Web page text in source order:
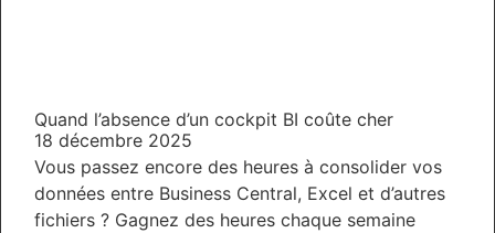
Quand l’absence d’un cockpit BI coûte cher
18 décembre 2025
Vous passez encore des heures à consolider vos
données entre Business Central, Excel et d’autres
fichiers ? Gagnez des heures chaque semaine